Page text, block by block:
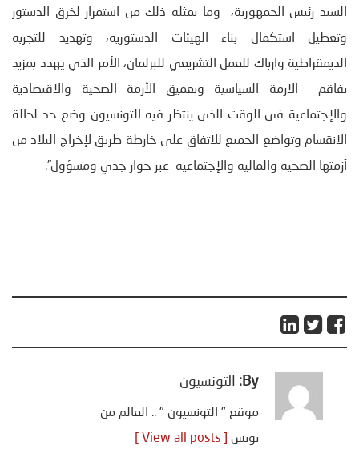
السيد رئيس الجمهورية، وما يمثله ذلك من استمرار لخرق الدستور
وتعطيل استكمال بناء الهيئات الدستورية، وتهديد للتجربة
الديمقراطية وارباك للعمل التشريعي للبرلمان، الأمر الذي يهدد بمزيد
تفاقم الازمة السياسية وتعميق الأزمة الصحية والاقتصادية
والإجتماعية في الوقت الذي ينتظر فيه التونسيون وضع حد لحالة
الانقسام وتواضع الجميع للاتفاق على خارطة طريق لإخراج البلاد من
أزمتها الصحية والمالية والإجتماعية عبر حوار جدي ومسؤول”.
By: التونسيون
موقع " التونسيون " .. العالم من
تونس